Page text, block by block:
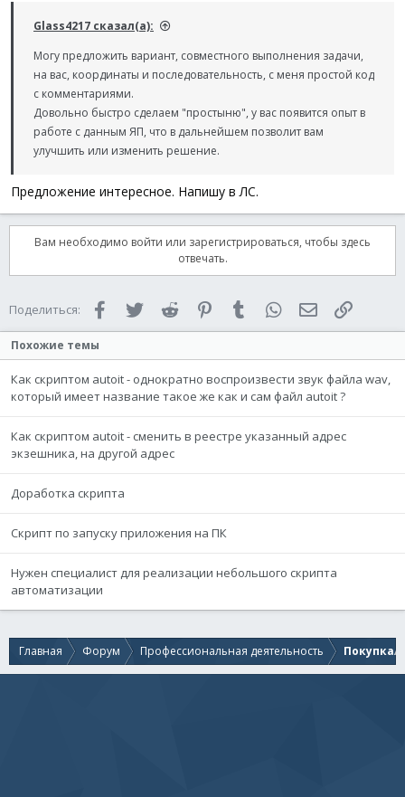
Glass4217 сказал(а):
Могу предложить вариант, совместного выполнения задачи,
на вас, координаты и последовательность, с меня простой код
с комментариями.
Довольно быстро сделаем "простыню", у вас появится опыт в
работе с данным ЯП, что в дальнейшем позволит вам
улучшить или изменить решение.
Предложение интересное. Напишу в ЛС.
Вам необходимо войти или зарегистрироваться, чтобы здесь
отвечать.
Поделиться: FacebookTwitter Reddit PinterestTumblr WhatsAppЭлектронная
Похожие темы
Как скриптом autoit - однократно воспроизвести звук файла wav,
который имеет название такое же как и сам файл autoit ?
Как скриптом autoit - сменить в реестре указанный адрес
экзешника, на другой адрес
Доработка скрипта
Скрипт по запуску приложения на ПК
Нужен специалист для реализации небольшого скрипта
автоматизации
Главная Форум Профессиональная деятельность Покупка/